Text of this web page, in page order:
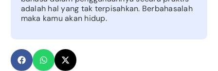
adalah hal yang tak terpisahkan. Berbahasalah
maka kamu akan hidup.